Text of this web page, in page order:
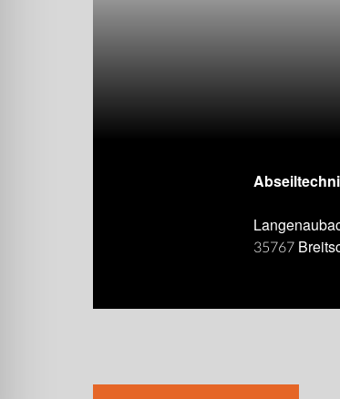
35767